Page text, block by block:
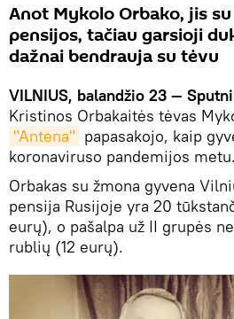
Anot Mykolo Orbako, jis
pensijos, tačiau garsioji
dažnai bendrauja su tėvu
VILNIUS, balandžio 23 —
Kristinos Orbakaitės tėvas
"Antena" papasakojo, kaip
koronaviruso pandemijos metu.
Orbakas su žmona gyvena
pensija Rusijoje yra 20
eurų), o pašalpa už II grupės
rublių (12 eurų).